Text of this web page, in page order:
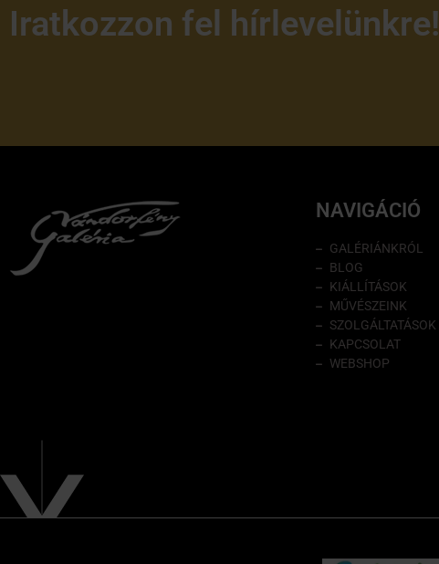
Iratkozzon fel hírlevelünkre!
NAVIGÁCIÓ
GALÉRIÁNKRÓL
BLOG
KIÁLLÍTÁSOK
MŰVÉSZEINK
SZOLGÁLTATÁSOK
KAPCSOLAT
WEBSHOP